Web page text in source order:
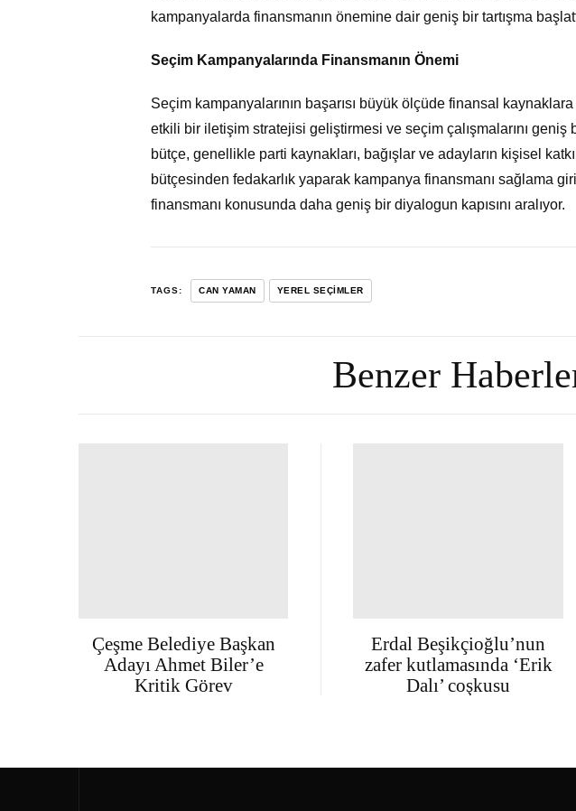
kampanyalarda finansmanın önemine dair geniş bir tartışma
Seçim Kampanyalarında Finansmanın Önemi
Seçim kampanyalarının başarısı büyük ölçüde finansal
etkili bir iletişim stratejisi geliştirmesi ve seçim çalışmalarını
bütçe, genellikle parti kaynakları, bağışlar ve adayların kişisel
bütçesinden fedakarlık yaparak kampanya finansmanı sağlama
finansmanı konusunda daha geniş bir diyalogun kapısını aralıyor.
TAGS: CAN YAMAN YEREL SEÇIMLER
Benzer
Çeşme Belediye Başkan
Adayı Ahmet Biler’e
Kritik Görev
Erdal Beşikçioğlu’nun
zafer kutlamasında ‘Erik
Dalı’ coşkusu